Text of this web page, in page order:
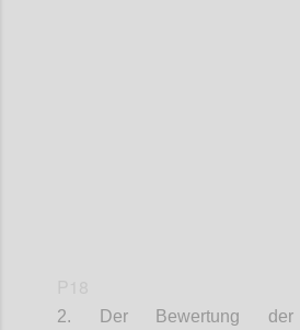
2. Der Bewertung der